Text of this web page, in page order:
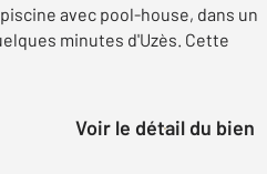
avec pool-house, dans un
minutes d'Uzès. Cette
Voir le détail du bien